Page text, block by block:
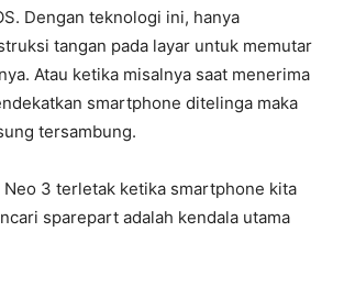
Dengan teknologi ini, hanya
tangan pada layar untuk memutar
Atau ketika misalnya saat menerima
smartphone ditelinga maka
tersambung.
Neo 3 terletak ketika smartphone kita
sparepart adalah kendala utama